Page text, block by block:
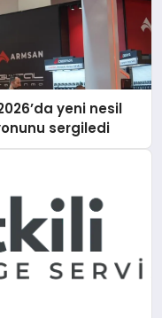
yeni nesil
sergiledi